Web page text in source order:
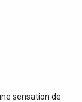
sensation de